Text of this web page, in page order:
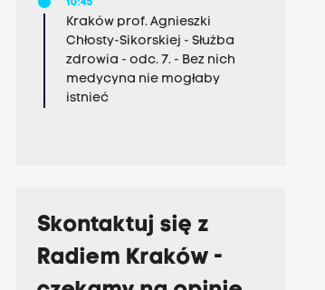
10:45
Kraków prof. Agnieszki
Chłosty-Sikorskiej - Służba
zdrowia - odc. 7. - Bez nich
medycyna nie mogłaby
istnieć
Skontaktuj się z
Radiem Kraków -